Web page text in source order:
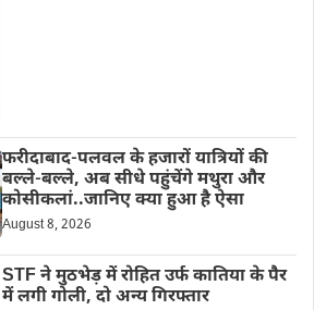
फरीदाबाद-पलवल के हजारों यात्रियों की
बल्ले-बल्ले, अब सीधे पहुंचेंगे मथुरा और
कोसीकलां..जानिए क्या हुआ है ऐसा
August 8, 2026
STF ने मुठभेड़ में रोहित उर्फ कातिया के पैर
में लगी गोली, दो अन्य गिरफ्तार